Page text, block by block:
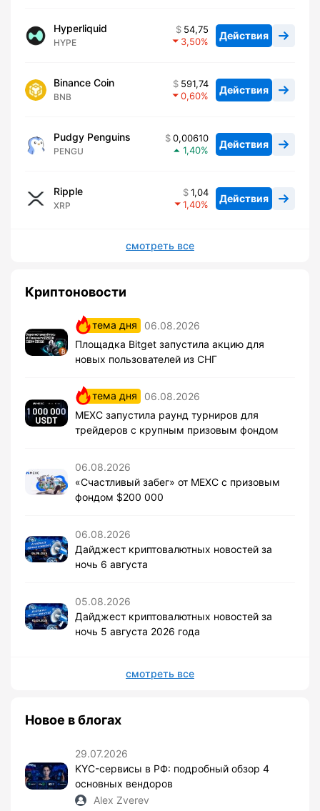
Hyperliquid
HYPE
54,75
3,50
Действия
Binance Coin
BNB
591,74
0,60
Действия
Pudgy Penguins
PENGU
0,00610
1,40
Действия
Ripple
XRP
1,04
1,40
Действия
смотреть все
Криптоновости
тема дня
06.08.2026
Площадка Bitget запустила акцию для
новых пользователей из СНГ
тема дня
06.08.2026
MEXC запустила раунд турниров для
трейдеров с крупным призовым фондом
06.08.2026
«Счастливый забег» от MEXC с призовым
фондом $200 000
06.08.2026
Дайджест криптовалютных новостей за
ночь 6 августа
05.08.2026
Дайджест криптовалютных новостей за
ночь 5 августа 2026 года
смотреть все
Новое в блогах
29.07.2026
KYC-сервисы в РФ: подробный обзор 4
основных вендоров
Alex Zverev